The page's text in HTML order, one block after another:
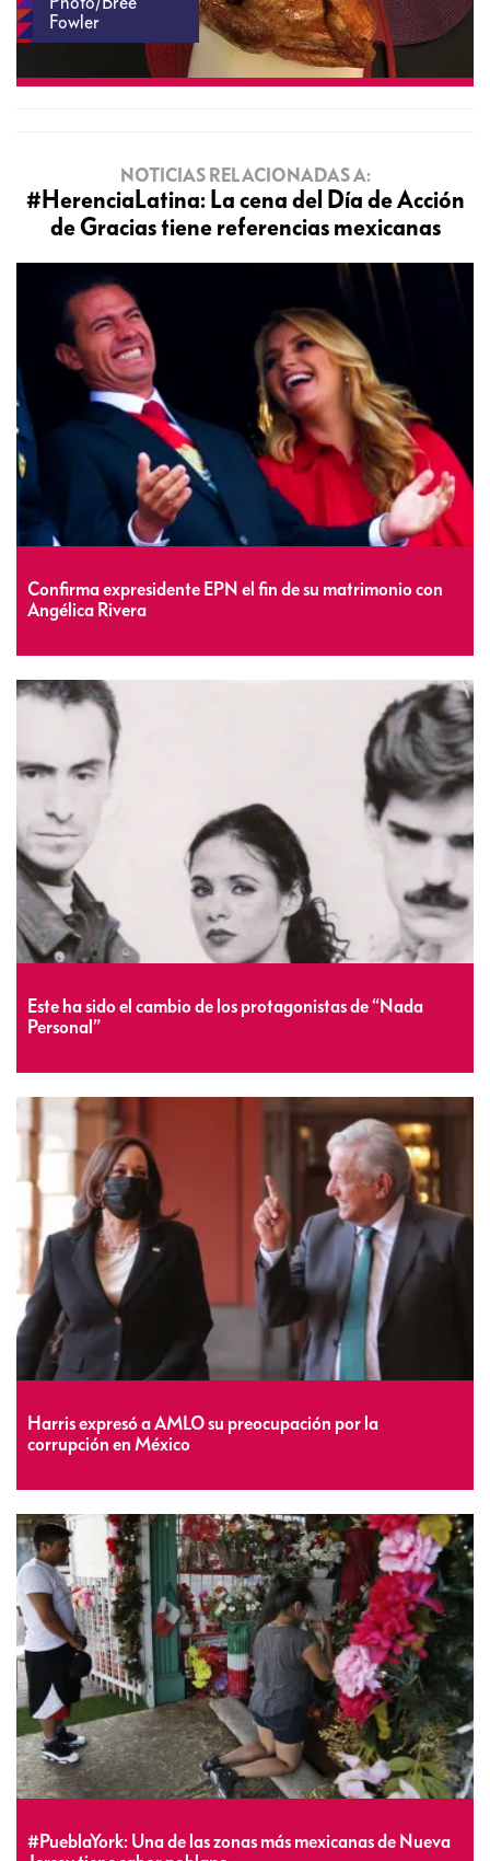
Fowler
NOTICIAS RELACIONADAS A:
#HerenciaLatina: La cena del Día de Acción
de Gracias tiene referencias mexicanas
Confirma expresidente EPN el fin de su matrimonio con
Angélica Rivera
Este ha sido el cambio de los protagonistas de “Nada
Personal”
Harris expresó a AMLO su preocupación por la
corrupción en México
#PueblaYork: Una de las zonas más mexicanas de Nueva